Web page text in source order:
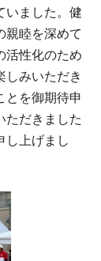
いました。健
親睦を深めて
活性化のため
しみいただき
とを御期待申
ただきました
し上げまし